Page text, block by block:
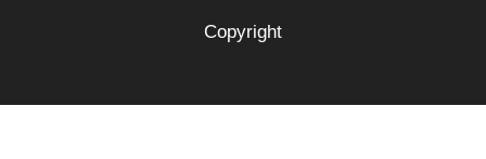
Copyright